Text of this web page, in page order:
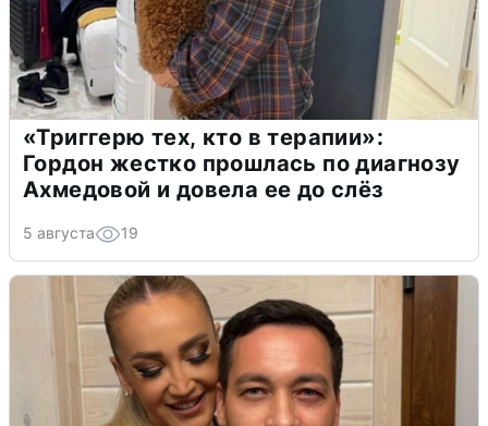
«Триггерю тех, кто в терапии»:
Гордон жестко прошлась по диагнозу
Ахмедовой и довела ее до слёз
5 августа 19